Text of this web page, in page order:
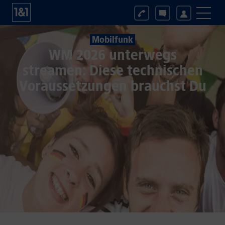
Mobilfunk
WM 2026 unterwegs
streamen: Diese technischen
Voraussetzungen brauchst Du